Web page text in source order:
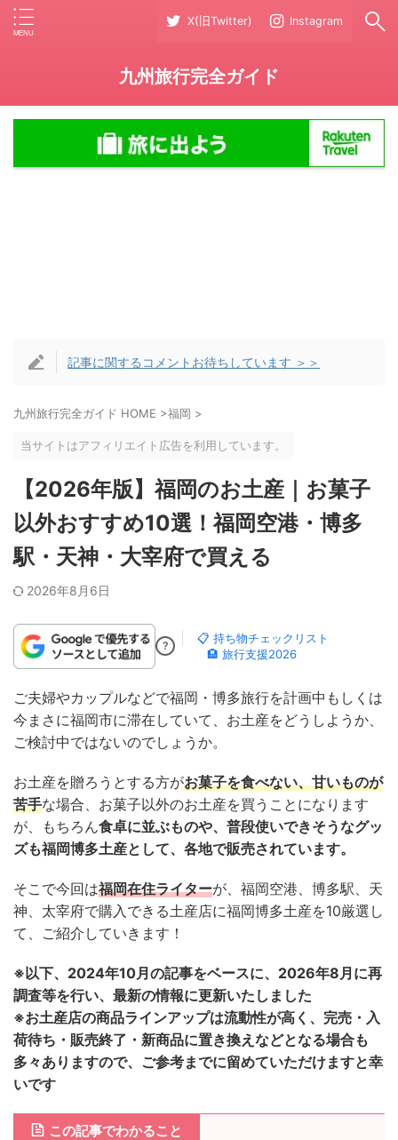
X(旧Twitter) Instagram
九州旅行完全ガイド
記事に関するコメントお待ちしています ＞＞
九州旅行完全ガイド HOME >福岡 >
当サイトはアフィリエイト広告を利用しています。
【2026年版】福岡のお土産｜お菓子
以外おすすめ10選！福岡空港・博多
駅・天神・大宰府で買える
2026年8月6日
?
📋 持ち物チェックリスト
🏨 旅行支援2026
ご夫婦やカップルなどで福岡・博多旅行を計画中もしくは
今まさに福岡市に滞在していて、お土産をどうしようか、
ご検討中ではないのでしょうか。
お土産を贈ろうとする方がお菓子を食べない、甘いものが
苦手な場合、お菓子以外のお土産を買うことになります
が、もちろん食卓に並ぶものや、普段使いできそうなグッ
ズも福岡博多土産として、各地で販売されています。
そこで今回は福岡在住ライターが、福岡空港、博多駅、天
神、太宰府で購入できる土産店に福岡博多土産を10厳選し
て、ご紹介していきます！
※以下、2024年10月の記事をベースに、2026年8月に再
調査等を行い、最新の情報に更新いたしました
※お土産店の商品ラインアップは流動性が高く、完売・入
荷待ち・販売終了・新商品に置き換えなどとなる場合も
多々ありますので、ご参考までに留めていただけますと幸
いです
この記事でわかること